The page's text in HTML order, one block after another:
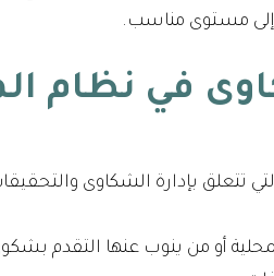
إلى مستوى مناسب.
في نظام
تتعلق بإدارة الشكاوى
أو من ينوب عنها التقدم